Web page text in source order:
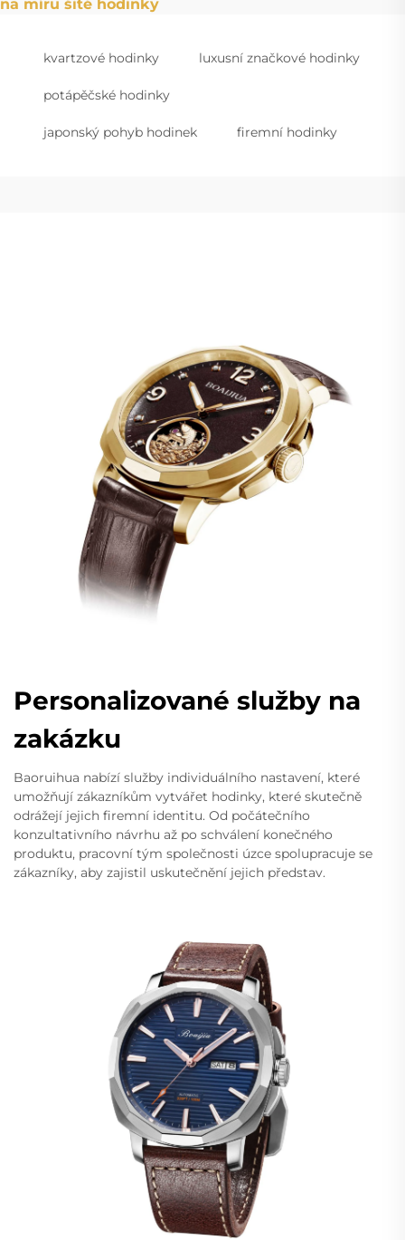
na míru šité hodinky
kvartzové hodinky luxusní značkové hodinky
potápěčské hodinky
japonský pohyb hodinek firemní hodinky
Personalizované služby na
zakázku
Baoruihua nabízí služby individuálního nastavení, které
umožňují zákazníkům vytvářet hodinky, které skutečně
odrážejí jejich firemní identitu. Od počátečního
konzultativního návrhu až po schválení konečného
produktu, pracovní tým společnosti úzce spolupracuje se
zákazníky, aby zajistil uskutečnění jejich představ.